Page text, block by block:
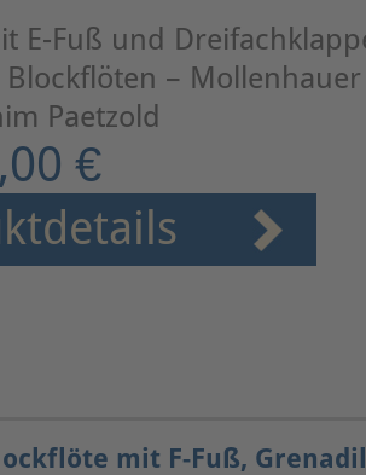
E-Fuß und
–
Paetzold
€
mit F-Fuß,